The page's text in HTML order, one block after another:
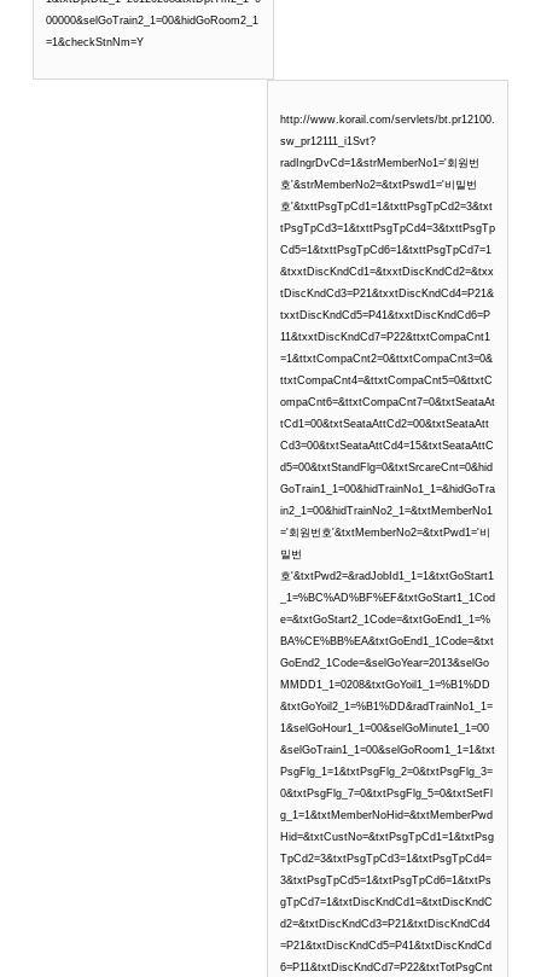
00000&selGoTrain2_1=00&hidGoRoom2_1
=1&checkStnNm=Y
http://www.korail.com/servlets/bt.pr12100.
sw_pr12111_i1Svt?
radIngrDvCd=1&strMemberNo1='회원번
호'&strMemberNo2=&txtPswd1='비밀번
호'&txttPsgTpCd1=1&txttPsgTpCd2=3&txt
tPsgTpCd3=1&txttPsgTpCd4=3&txttPsgTp
Cd5=1&txttPsgTpCd6=1&txttPsgTpCd7=1
&txxtDiscKndCd1=&txxtDiscKndCd2=&txx
tDiscKndCd3=P21&txxtDiscKndCd4=P21&
txxtDiscKndCd5=P41&txxtDiscKndCd6=P
11&txxtDiscKndCd7=P22&ttxtCompaCnt1
=1&ttxtCompaCnt2=0&ttxtCompaCnt3=0&
ttxtCompaCnt4=&ttxtCompaCnt5=0&ttxtC
ompaCnt6=&ttxtCompaCnt7=0&txtSeataAt
tCd1=00&txtSeataAttCd2=00&txtSeataAtt
Cd3=00&txtSeataAttCd4=15&txtSeataAttC
d5=00&txtStandFlg=0&txtSrcareCnt=0&hid
GoTrain1_1=00&hidTrainNo1_1=&hidGoTra
in2_1=00&hidTrainNo2_1=&txtMemberNo1
='회원번호'&txtMemberNo2=&txtPwd1='비
밀번
호'&txtPwd2=&radJobId1_1=1&txtGoStart1
_1=%BC%AD%BF%EF&txtGoStart1_1Cod
e=&txtGoStart2_1Code=&txtGoEnd1_1=%
BA%CE%BB%EA&txtGoEnd1_1Code=&txt
GoEnd2_1Code=&selGoYear=2013&selGo
MMDD1_1=0208&txtGoYoil1_1=%B1%DD
&txtGoYoil2_1=%B1%DD&radTrainNo1_1=
1&selGoHour1_1=00&selGoMinute1_1=00
&selGoTrain1_1=00&selGoRoom1_1=1&txt
PsgFlg_1=1&txtPsgFlg_2=0&txtPsgFlg_3=
0&txtPsgFlg_7=0&txtPsgFlg_5=0&txtSetFl
g_1=1&txtMemberNoHid=&txtMemberPwd
Hid=&txtCustNo=&txtPsgTpCd1=1&txtPsg
TpCd2=3&txtPsgTpCd3=1&txtPsgTpCd4=
3&txtPsgTpCd5=1&txtPsgTpCd6=1&txtPs
gTpCd7=1&txtDiscKndCd1=&txtDiscKndC
d2=&txtDiscKndCd3=P21&txtDiscKndCd4
=P21&txtDiscKndCd5=P41&txtDiscKndCd
6=P11&txtDiscKndCd7=P22&txtTotPsgCnt